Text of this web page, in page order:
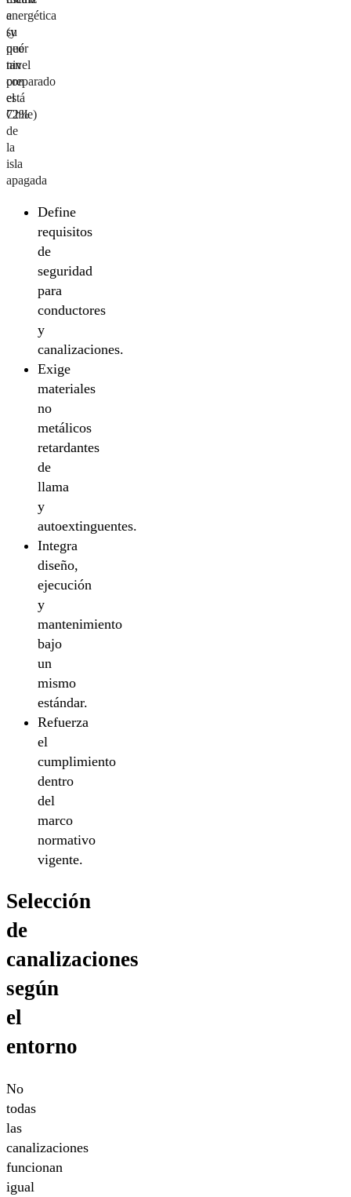
energética
(y
qué
tan
preparado
está
Chile)
a
su
peor
nivel
con
el
72%
de
la
isla
apagada
Define
requisitos
de
seguridad
para
conductores
y
canalizaciones.
Exige
materiales
no
metálicos
retardantes
de
llama
y
autoextinguentes.
Integra
diseño,
ejecución
y
mantenimiento
bajo
un
mismo
estándar.
Refuerza
el
cumplimiento
dentro
del
marco
normativo
vigente.
Selección
de
canalizaciones
según
el
entorno
No
todas
las
canalizaciones
funcionan
igual